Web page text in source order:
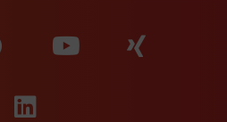
Zu unserer Facebook
Zu
Zu unserer